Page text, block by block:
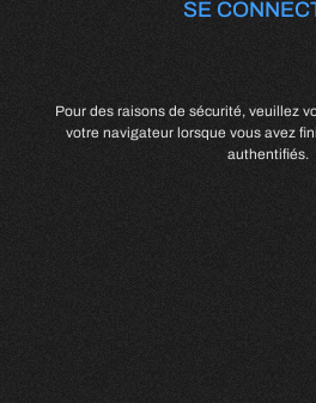
SE
Pour des raisons de sécurité, veuillez
votre navigateur lorsque vous avez
authentifiés.